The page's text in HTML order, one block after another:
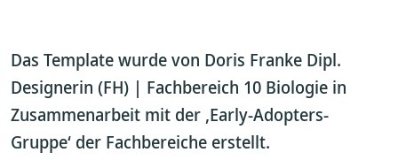
Das Template wurde von Doris Franke Dipl.
Designerin (FH) | Fachbereich 10 Biologie in
Zusammenarbeit mit der ‚Early-Adopters-
Gruppe‘ der Fachbereiche erstellt.